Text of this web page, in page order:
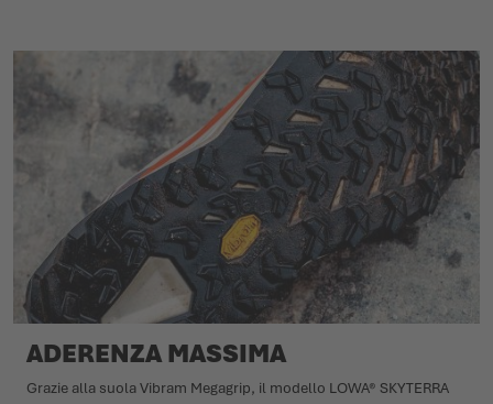
ADERENZA MASSIMA
Grazie alla suola Vibram Megagrip, il modello LOWA® SKYTERRA